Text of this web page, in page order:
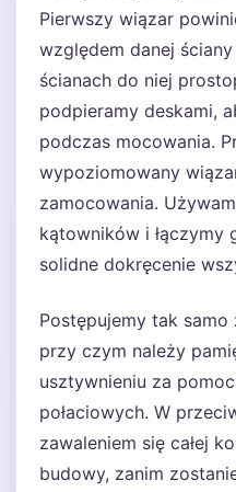
Pierwszy wiązar
względem danej
ścianach do niej
podpieramy deskami,
podczas mocowania.
wypoziomowany
zamocowania.
kątowników i łączymy
solidne dokręcenie
Postępujemy tak
przy czym należy
usztywnieniu za
połaciowych. W
zawaleniem się całej
budowy, zanim